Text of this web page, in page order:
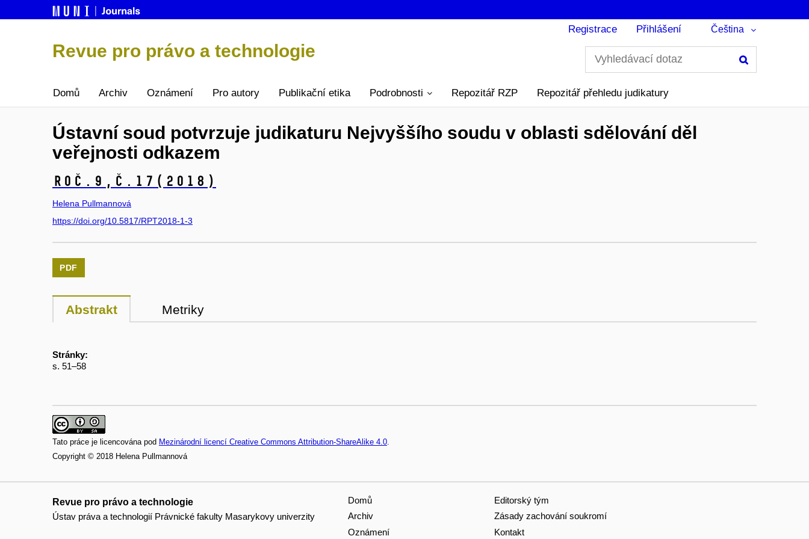
Revue pro právo a technologie
Registrace Přihlášení Čeština
Domů Archiv Oznámení Pro autory Publikační etika Podrobnosti Repozitář RZP Repozitář přehledu judikatury
Ústavní soud potvrzuje judikaturu Nejvyššího soudu v oblasti sdělování děl
veřejnosti odkazem
Roč.9, č.17 (2018)
Helena Pullmannová
https://doi.org/10.5817/RPT2018-1-3
PDF
Abstrakt Metriky
Stránky:
s. 51–58
Tato práce je licencována pod Mezinárodní licencí Creative Commons Attribution-ShareAlike 4.0.
Copyright © 2018 Helena Pullmannová
Revue pro právo a technologie
Ústav práva a technologií Právnické fakulty Masarykovy univerzity
Domů
Archiv
Oznámení
Editorský tým
Zásady zachování soukromí
Kontakt